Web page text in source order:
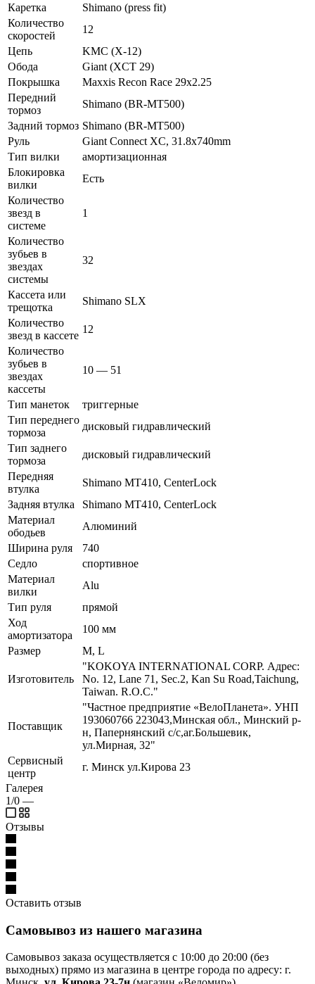
Каретка
Shimano (press fit)
Количество
скоростей
12
Цепь
KMC (X-12)
Обода
Giant (XCT 29)
Покрышка
Maxxis Recon Race 29x2.25
Передний
тормоз
Shimano (BR-MT500)
Задний тормоз Shimano (BR-MT500)
Руль
Giant Connect XC, 31.8x740mm
Тип вилки
амортизационная
Блокировка
вилки
Есть
Количество
звезд в
системе
1
Количество
зубьев в
звездах
системы
32
Кассета или
трещотка
Shimano SLX
Количество
звезд в кассете
12
Количество
зубьев в
звездах
кассеты
10 — 51
Тип манеток
триггерные
Тип переднего
тормоза
дисковый гидравлический
Тип заднего
тормоза
дисковый гидравлический
Передняя
втулка
Shimano MT410, CenterLock
Задняя втулка
Shimano MT410, CenterLock
Материал
ободьев
Алюминий
Ширина руля
740
Седло
спортивное
Материал
вилки
Alu
Тип руля
прямой
Ход
амортизатора
100 мм
Размер
M, L
Изготовитель
"KOKOYA INTERNATIONAL CORP. Адрес:
No. 12, Lane 71, Sec.2, Kan Su Road,Taichung,
Taiwan. R.O.C."
Поставщик
"Частное предприятие «ВелоПланета». УНП
193060766 223043,Минская обл., Минский р-
н, Папернянский с/с,аг.Большевик,
ул.Мирная, 32"
Сервисный
центр
г. Минск ул.Кирова 23
Галерея
1/0 —
Отзывы
Оставить отзыв
Самовывоз из нашего магазина
Самовывоз заказа осуществляется с 10:00 до 20:00 (без
выходных) прямо из магазина в центре города по адресу: г.